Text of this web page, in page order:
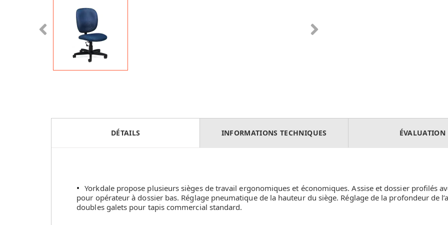
DÉTAILS
Yorkdale propose plusieurs sièges de travail ergonomiques et économiques. Assise et dossier profilés
pour opérateur à dossier bas. Réglage pneumatique de la hauteur du siège. Réglage de la profondeur de
doubles galets pour tapis commercial standard.
INFORMATIONS TECHNIQUES ÉVALUATION